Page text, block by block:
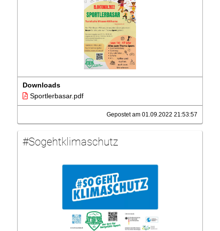
Downloads
Sportlerbasar.pdf
Gepostet am 01.09.2022 21:53:57
#Sogehtklimaschutz